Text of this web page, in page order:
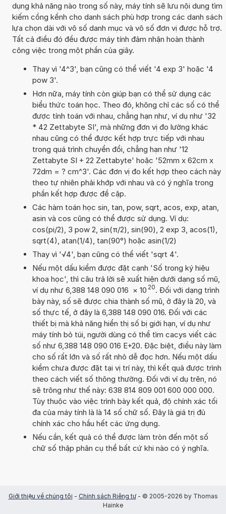
dụng khả năng nào trong số này, máy tính sẽ lưu nội dung tìm
kiếm cồng kềnh cho danh sách phù hợp trong các danh sách
lựa chọn dài với vô số danh mục và vô số đơn vị được hỗ trợ.
Tất cả điều đó đều được máy tính đảm nhận hoàn thành
công việc trong một phần của giây.
Thay vì '4^3', bạn cũng có thể viết '4 exp 3' hoặc '4
pow 3'.
Hơn nữa, máy tính còn giúp bạn có thể sử dụng các
biểu thức toán học. Theo đó, không chỉ các số có thể
được tính toán với nhau, chẳng hạn như, ví dụ như '32
* 42 Zettabyte SI', mà những đơn vị đo lường khác
nhau cũng có thể được kết hợp trực tiếp với nhau
trong quá trình chuyển đổi, chẳng hạn như '12
Zettabyte SI + 22 Zettabyte' hoặc '52mm x 62cm x
72dm = ? cm^3'. Các đơn vị đo kết hợp theo cách này
theo tự nhiên phải khớp với nhau và có ý nghĩa trong
phần kết hợp được đề cập.
Các hàm toán học sin, tan, pow, sqrt, acos, exp, atan,
asin và cos cũng có thể được sử dụng. Ví dụ:
cos(pi/2), 3 pow 2, sin(π/2), sin(90), 2 exp 3, acos(1),
sqrt(4), atan(1/4), tan(90°) hoặc asin(1/2)
Thay vì '√4', bạn cũng có thể viết 'sqrt 4'.
Nếu một dấu kiểm được đặt cạnh 'Số trong ký hiệu
khoa học', thì câu trả lời sẽ xuất hiện dưới dạng số mũ,
ví dụ như 6,388 148 090 016 × 10 20. Đối với dạng trình
bày này, số sẽ được chia thành số mũ, ở đây là 20, và
số thực tế, ở đây là 6,388 148 090 016. Đối với các
thiết bị mà khả năng hiển thị số bị giới hạn, ví dụ như
máy tính bỏ túi, người dùng có thể tìm cacys viết các
số như 6,388 148 090 016 E+20. Đặc biệt, điều này làm
cho số rất lớn và số rất nhỏ dễ đọc hơn. Nếu một dấu
kiểm chưa được đặt tại vị trí này, thì kết quả được trình
theo cách viết số thông thường. Đối với ví dụ trên, nó
sẽ trông như thế này: 638 814 809 001 600 000 000.
Tùy thuộc vào việc trình bày kết quả, độ chính xác tối
đa của máy tính là là 14 số chữ số. Đây là giá trị đủ
chính xác cho hầu hết các ứng dụng.
Nếu cần, kết quả có thể được làm tròn đến một số
chữ số thập phân cụ thể bất cứ khi nào có ý nghĩa.
Giới thiệu về chúng tôi - Chính sách Riêng tư- © 2005-2026 by Thomas
Hainke